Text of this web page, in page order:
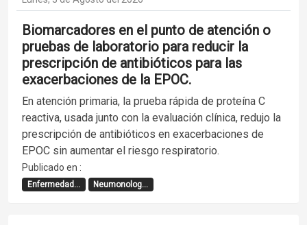
Biomarcadores en el punto de atención o
pruebas de laboratorio para reducir la
prescripción de antibióticos para las
exacerbaciones de la EPOC.
En atención primaria, la prueba rápida de proteína C
reactiva, usada junto con la evaluación clínica, redujo la
prescripción de antibióticos en exacerbaciones de
EPOC sin aumentar el riesgo respiratorio.
Publicado en :
Enfermedad... Neumonolog...